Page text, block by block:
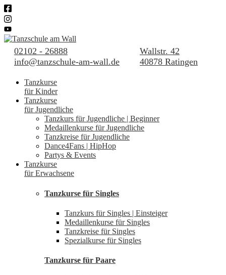
02102 - 26888
info@tanzschule-am-wall.de
Wallstr. 42
40878 Ratingen
Tanzkurse
für Kinder
Tanzkurse
für Jugendliche
Tanzkurs für Jugendliche | Beginner
Medaillenkurse für Jugendliche
Tanzkreise für Jugendliche
Dance4Fans | HipHop
Partys & Events
Tanzkurse
für Erwachsene
Tanzkurse für Singles
Tanzkurs für Singles | Einsteiger
Medaillenkurse für Singles
Tanzkreise für Singles
Spezialkurse für Singles
Tanzkurse für Paare